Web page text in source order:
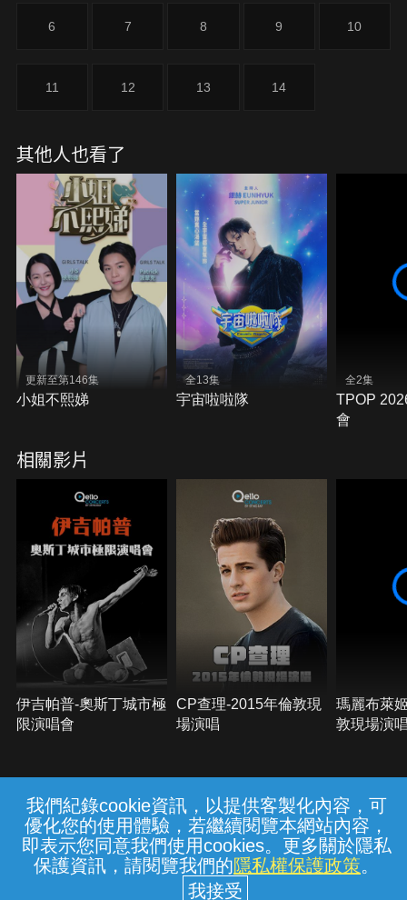
我們紀錄cookie資訊，以提供客製化內容，可
優化您的使用體驗，若繼續閱覽本網站內容，
即表示您同意我們使用cookies。更多關於隱私
保護資訊，請閱覽我們的隱私權保護政策。
6 7 8 9 10
11 12 13 14
其他人也看了
更新至第146集
小姐不熙娣
全13集
宇宙啦啦隊
全2集
TPOP
會
相關影片
伊吉帕普-奧斯丁城市極
限演唱會
CP查理-2015年倫敦現
場演唱
瑪麗布萊
敦現場演
常見問題 線上客服 服務條款 隱私權保護
中華電信股份有限公司個人家庭分公司
(統一編號：96979949) © 2026
{{notifyMsg}}